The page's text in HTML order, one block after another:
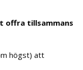
offra tillsammans
högst) att